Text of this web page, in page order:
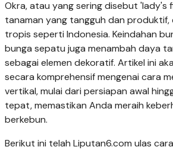
Okra, atau yang sering disebut 'lady's
tanaman yang tangguh dan produktif,
tropis seperti Indonesia. Keindahan
bunga sepatu juga menambah daya
sebagai elemen dekoratif. Artikel ini
secara komprehensif mengenai cara
vertikal, mulai dari persiapan awal
tepat, memastikan Anda meraih
berkebun.
Berikut ini telah Liputan6.com ulas